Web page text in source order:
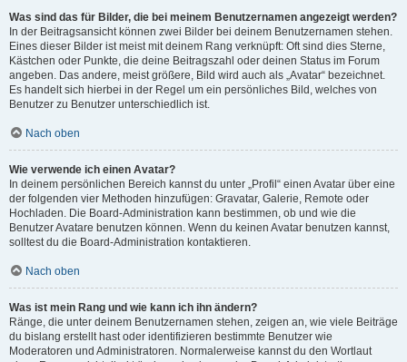
Was sind das für Bilder, die bei meinem Benutzernamen angezeigt werden?
In der Beitragsansicht können zwei Bilder bei deinem Benutzernamen stehen.
Eines dieser Bilder ist meist mit deinem Rang verknüpft: Oft sind dies Sterne,
Kästchen oder Punkte, die deine Beitragszahl oder deinen Status im Forum
angeben. Das andere, meist größere, Bild wird auch als „Avatar“ bezeichnet.
Es handelt sich hierbei in der Regel um ein persönliches Bild, welches von
Benutzer zu Benutzer unterschiedlich ist.
Nach oben
Wie verwende ich einen Avatar?
In deinem persönlichen Bereich kannst du unter „Profil“ einen Avatar über eine
der folgenden vier Methoden hinzufügen: Gravatar, Galerie, Remote oder
Hochladen. Die Board-Administration kann bestimmen, ob und wie die
Benutzer Avatare benutzen können. Wenn du keinen Avatar benutzen kannst,
solltest du die Board-Administration kontaktieren.
Nach oben
Was ist mein Rang und wie kann ich ihn ändern?
Ränge, die unter deinem Benutzernamen stehen, zeigen an, wie viele Beiträge
du bislang erstellt hast oder identifizieren bestimmte Benutzer wie
Moderatoren und Administratoren. Normalerweise kannst du den Wortlaut